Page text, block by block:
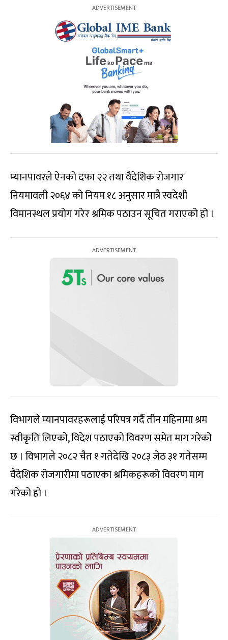
म्यानपावरले ऐनको दफा २२ तथा वैदेशिक रोजगार
नियमावली २०६४ को नियम १८ अनुसार मात्रै स्वदेशी
विमानस्थल प्रयोग गरेर श्रमिक पठाउन सूचित गराएको हो ।
विभागले म्यानपावरहरूलाई परिपत्र गर्दै तीन महिनामा श्रम
स्वीकृति लिएको, विदेश पठाएको विवरण समेत माग गरेको
छ । विभागले २०८२ चैत १ गतेदेखि २०८३ जेठ ३१ गतेसम्म
वैदेशिक रोजगारीमा पठाएका श्रमिकहरूको विवरण माग
गरेको हो ।